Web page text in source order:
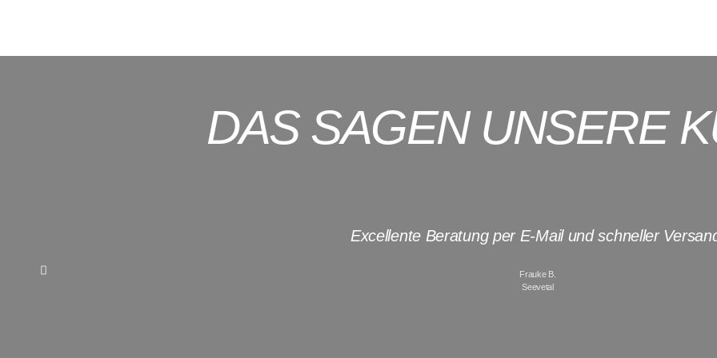
DAS SAGEN UNSERE
Excellente Beratung per E-Mail und schneller
Frauke B.
Seevetal